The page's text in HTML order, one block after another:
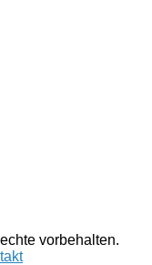
vorbehalten.